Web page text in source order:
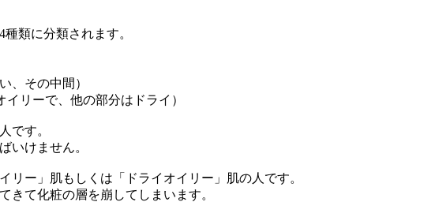
類に分類されます。
その中間）
リーで、他の部分はドライ）
です。
いけません。
リー」肌もしくは「ドライオイリー」肌の人です。
きて化粧の層を崩してしまいます。